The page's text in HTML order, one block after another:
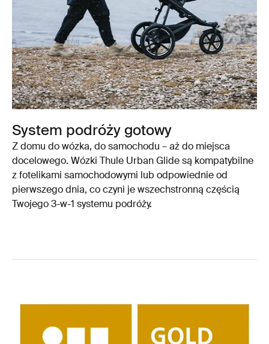
System podróży gotowy
Z domu do wózka, do samochodu – aż do miejsca
docelowego. Wózki Thule Urban Glide są kompatybilne
z fotelikami samochodowymi lub odpowiednie od
pierwszego dnia, co czyni je wszechstronną częścią
Twojego 3-w-1 systemu podróży.